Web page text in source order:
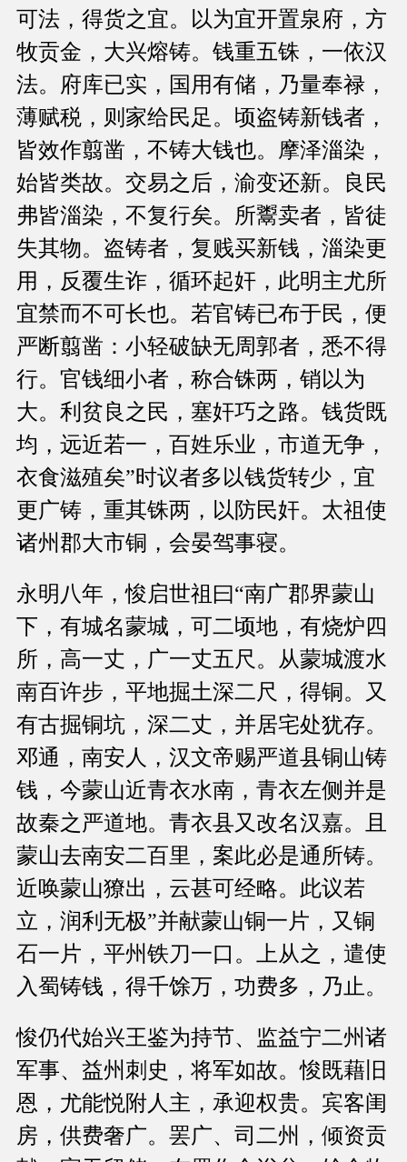
可法，得货之宜。以为宜开置泉府，方
牧贡金，大兴熔铸。钱重五铢，一依汉
法。府库已实，国用有储，乃量奉禄，
薄赋税，则家给民足。顷盗铸新钱者，
皆效作翦凿，不铸大钱也。摩泽淄染，
始皆类故。交易之后，渝变还新。良民
弗皆淄染，不复行矣。所鬻卖者，皆徒
失其物。盗铸者，复贱买新钱，淄染更
用，反覆生诈，循环起奸，此明主尤所
宜禁而不可长也。若官铸已布于民，便
严断翦凿：小轻破缺无周郭者，悉不得
行。官钱细小者，称合铢两，销以为
大。利贫良之民，塞奸巧之路。钱货既
均，远近若一，百姓乐业，市道无争，
衣食滋殖矣”时议者多以钱货转少，宜
更广铸，重其铢两，以防民奸。太祖使
诸州郡大市铜，会晏驾事寝。
永明八年，悛启世祖曰“南广郡界蒙山
下，有城名蒙城，可二顷地，有烧炉四
所，高一丈，广一丈五尺。从蒙城渡水
南百许步，平地掘土深二尺，得铜。又
有古掘铜坑，深二丈，并居宅处犹存。
邓通，南安人，汉文帝赐严道县铜山铸
钱，今蒙山近青衣水南，青衣左侧并是
故秦之严道地。青衣县又改名汉嘉。且
蒙山去南安二百里，案此必是通所铸。
近唤蒙山獠出，云甚可经略。此议若
立，润利无极”并献蒙山铜一片，又铜
石一片，平州铁刀一口。上从之，遣使
入蜀铸钱，得千馀万，功费多，乃止。
悛仍代始兴王鉴为持节、监益宁二州诸
军事、益州刺史，将军如故。悛既藉旧
恩，尤能悦附人主，承迎权贵。宾客闺
房，供费奢广。罢广、司二州，倾资贡